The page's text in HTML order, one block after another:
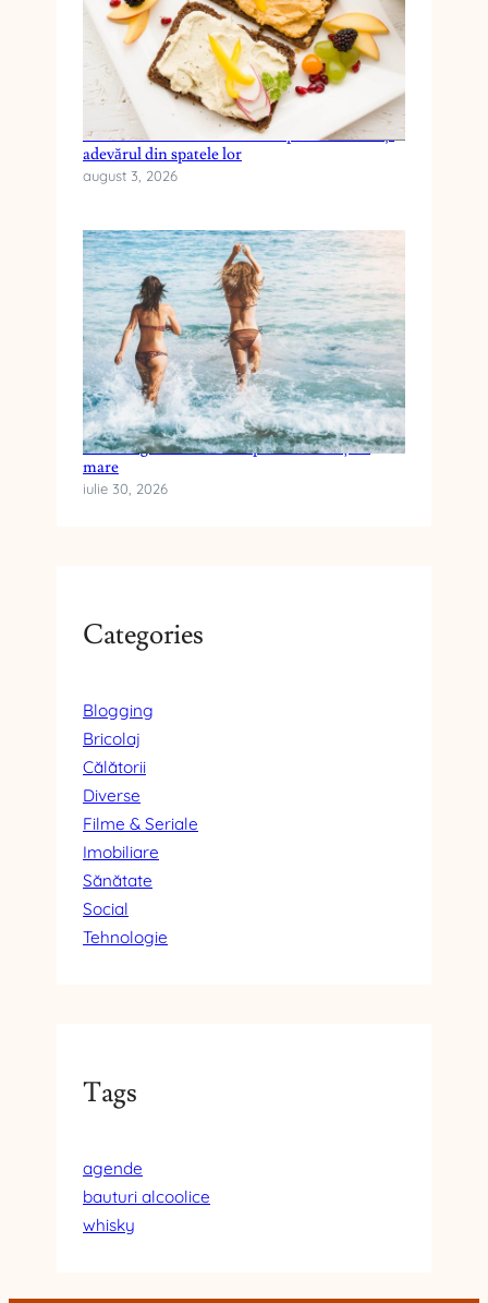
Cele mai frecvente mituri despre dieta keto și
adevărul din spatele lor
august 3, 2026
Cum alegi crema cu SPF pentru vacanța la
mare
iulie 30, 2026
Categories
Blogging
Bricolaj
Călătorii
Diverse
Filme & Seriale
Imobiliare
Sănătate
Social
Tehnologie
Tags
agende
bauturi alcoolice
whisky